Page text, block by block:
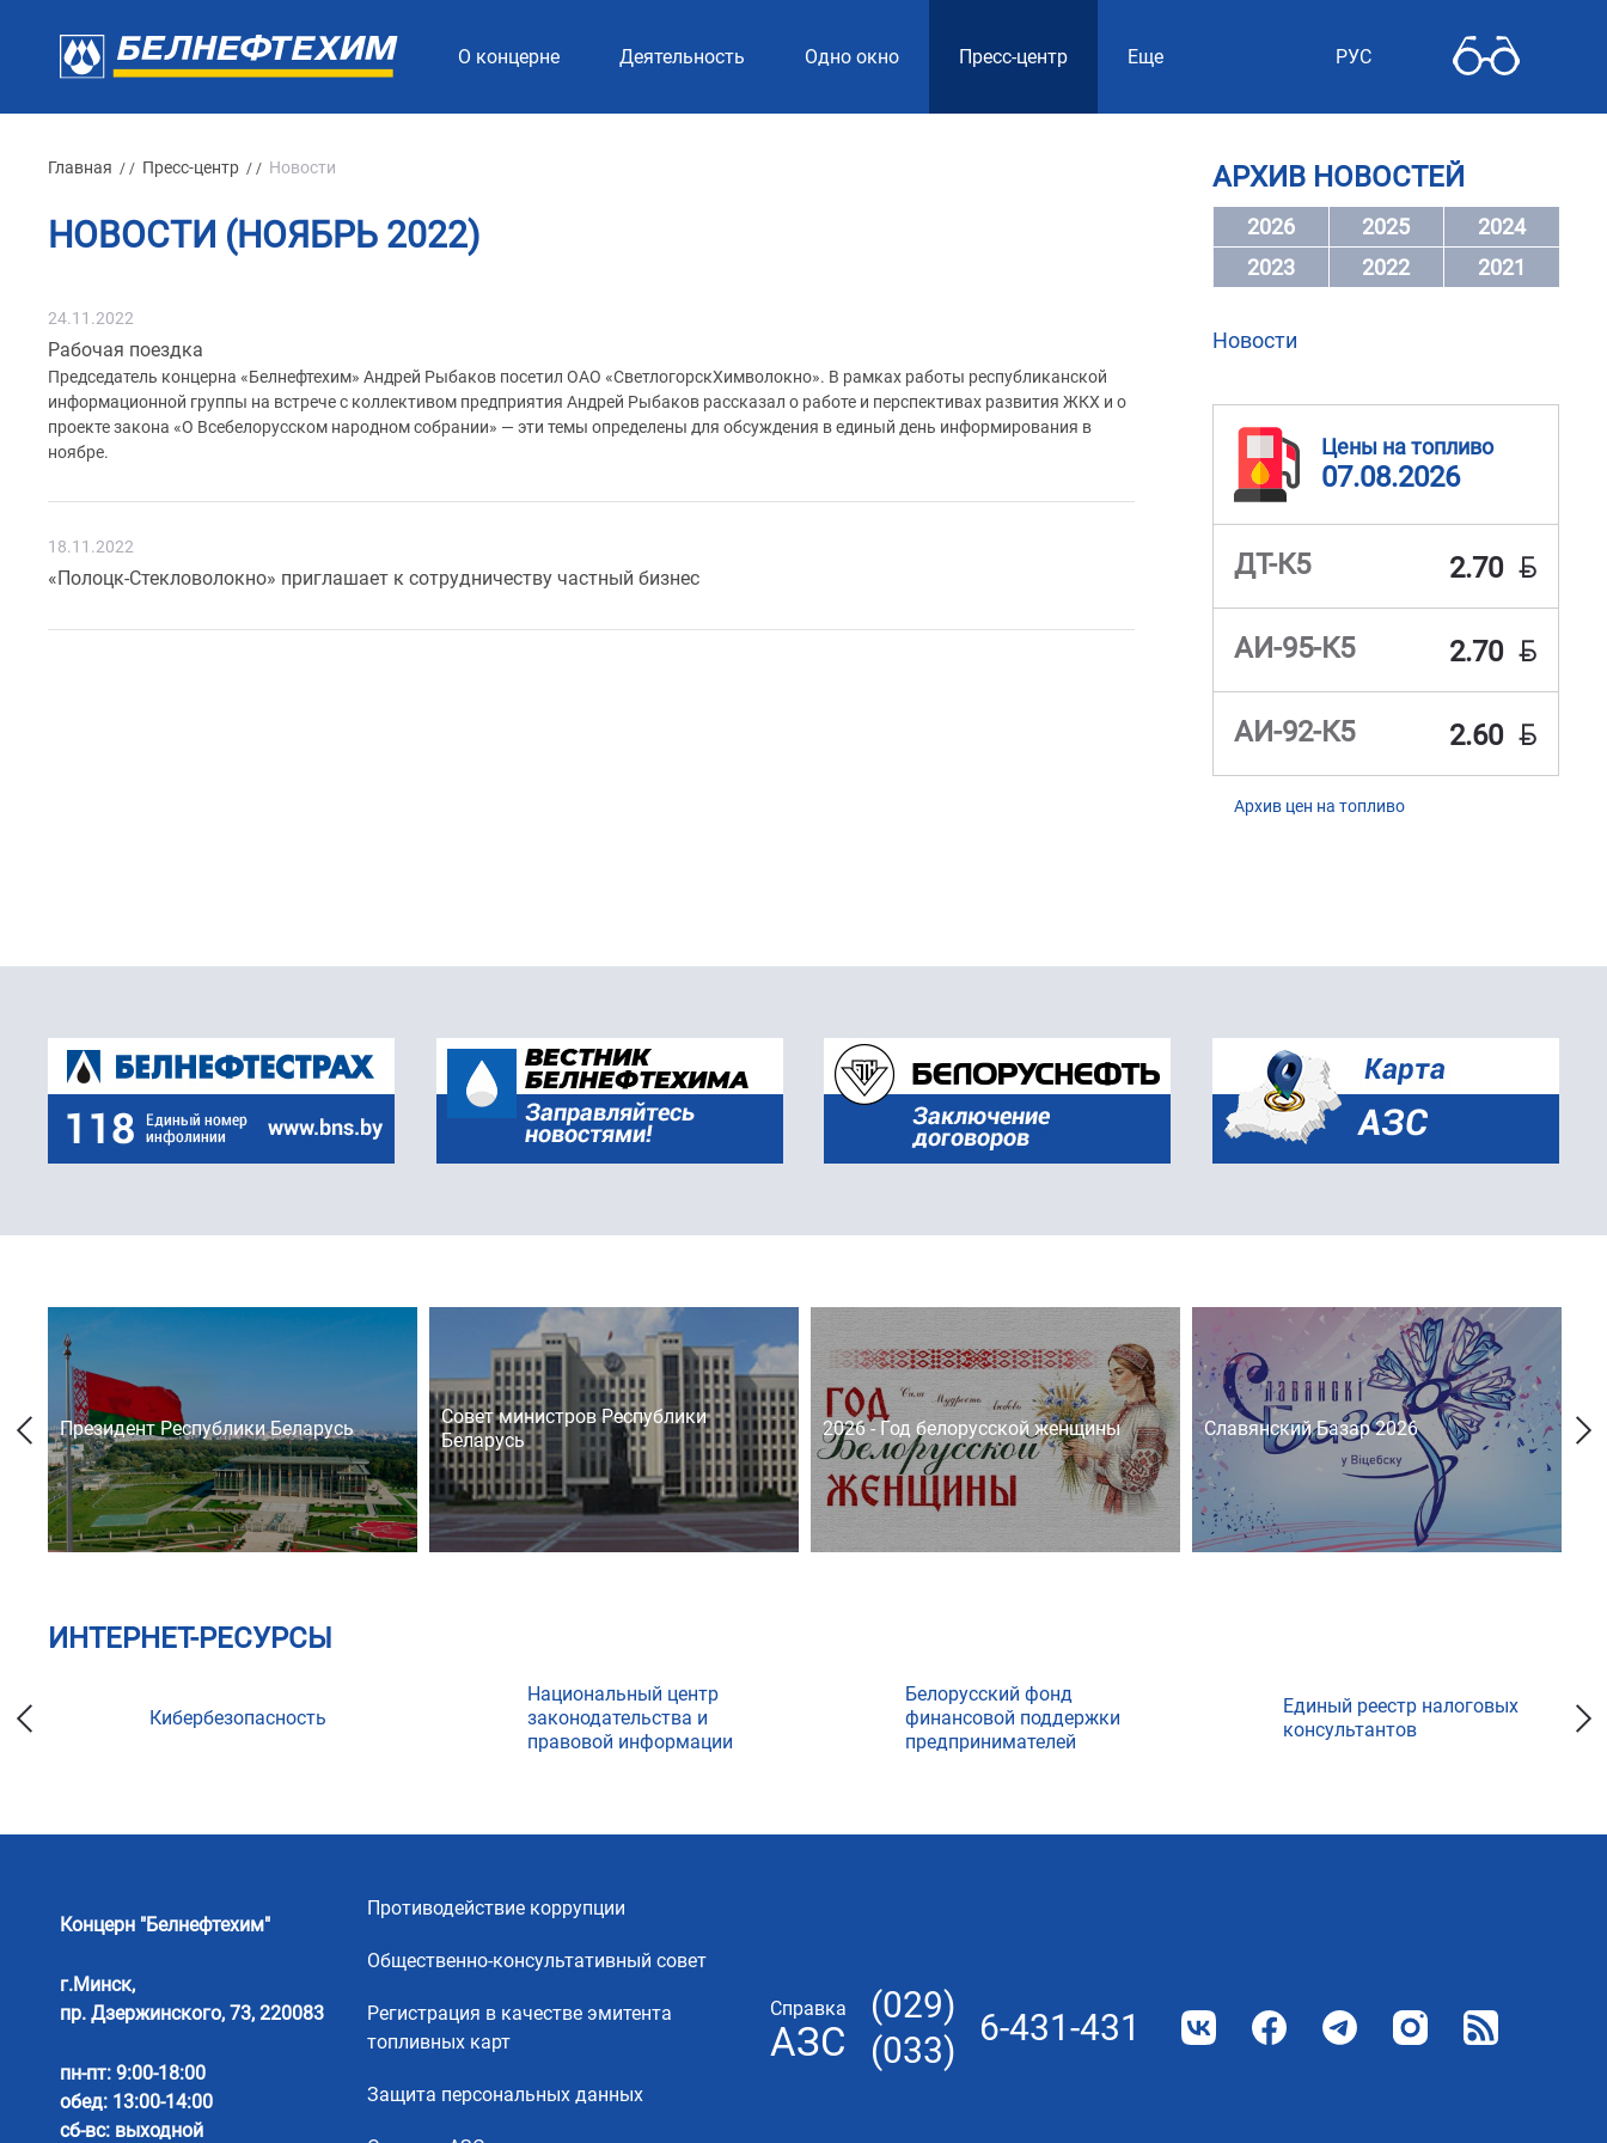
О концерне Деятельность Одно окно Пресс-центр Еще РУС
Главная / / Пресс-центр / / Новости
НОВОСТИ (НОЯБРЬ 2022)
24.11.2022
Рабочая поездка
Председатель концерна «Белнефтехим» Андрей Рыбаков посетил ОАО «СветлогорскХимволокно». В рамках работы республиканской
информационной группы на встрече с коллективом предприятия Андрей Рыбаков рассказал о работе и перспективах развития ЖКХ и о
проекте закона «О Всебелорусском народном собрании» — эти темы определены для обсуждения в единый день информирования в
ноябре.
18.11.2022
«Полоцк-Стекловолокно» приглашает к сотрудничеству частный бизнес
АРХИВ НОВОСТЕЙ
2026 2025
2024
2023
2022 2021
Новости
Цены на топливо
07.08.2026
ДТ-К5 2.70 BYN
АИ-95-К5 2.70 BYN
АИ-92-К5 2.60 BYN
Архив цен на топливо
Президент Республики Беларусь
Совет министров Республики
Беларусь
2026 - Год белорусской женщины Славянский Базар 2026
ИНТЕРНЕТ-РЕСУРСЫ
Кибербезопасность
Национальный центр
законодательства и
правовой информации
Белорусский фонд
финансовой поддержки
предпринимателей
Единый реестр налоговых
консультантов
Концерн "Белнефтехим"
г.Минск,
пр. Дзержинского, 73, 220083
пн-пт: 9:00-18:00
обед: 13:00-14:00
сб-вс: выходной
Противодействие коррупции
Общественно-консультативный совет
Регистрация в качестве эмитента
топливных карт
Защита персональных данных
Справка
АЗС
(029)
(033)
6-431-431